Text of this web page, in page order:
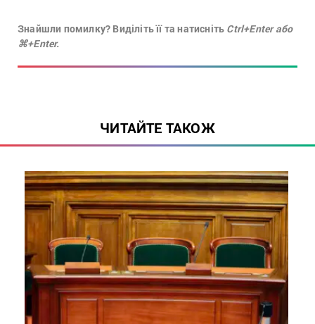
Знайшли помилку? Виділіть її та натисніть Ctrl+Enter або
⌘+Enter.
ЧИТАЙТЕ ТАКОЖ